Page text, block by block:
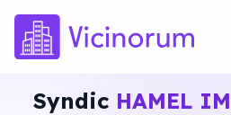
Syndic HAMEL